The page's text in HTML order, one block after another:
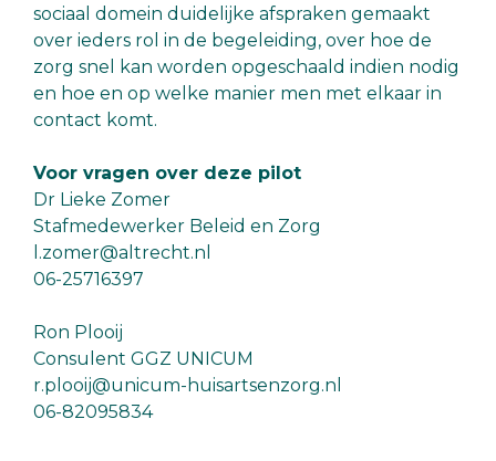
sociaal domein duidelijke afspraken gemaakt
over ieders rol in de begeleiding, over hoe de
zorg snel kan worden opgeschaald indien nodig
en hoe en op welke manier men met elkaar in
contact komt.
Voor vragen over deze pilot
Dr Lieke Zomer
Stafmedewerker Beleid en Zorg
l.zomer@altrecht.nl
06-25716397
Ron Plooij
Consulent GGZ UNICUM
r.plooij@unicum-huisartsenzorg.nl
06-82095834